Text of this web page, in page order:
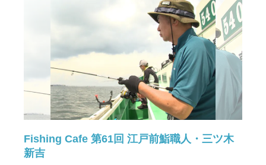
Fishing Cafe 第61回 江戸前鮨職人・三ツ木
新吉